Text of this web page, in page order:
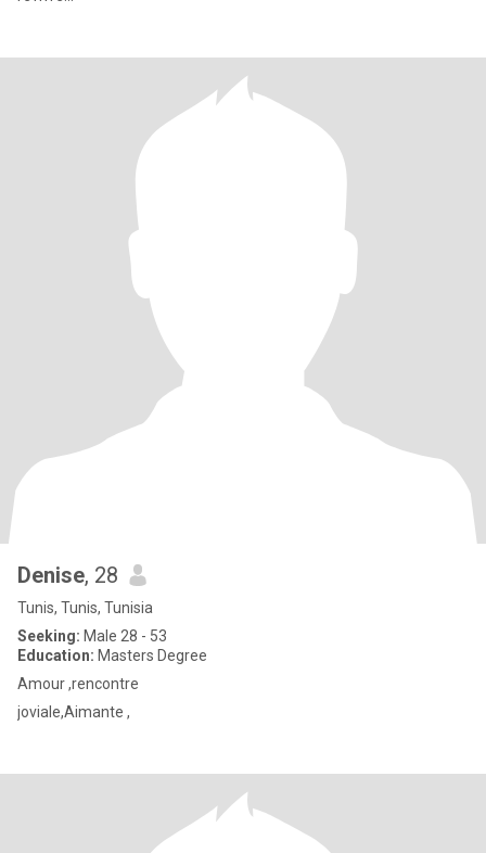
Denise, 28
Tunis, Tunis, Tunisia
Seeking: Male 28 - 53
Education: Masters Degree
Amour ,rencontre
joviale,Aimante ,